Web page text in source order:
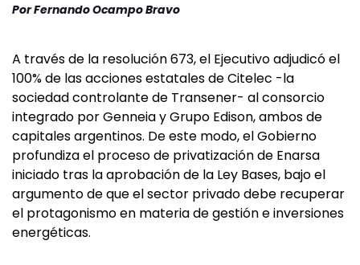
PorFernando Ocampo Bravo
A través de la resolución 673, el Ejecutivo adjudicó el
100% de las acciones estatales de Citelec -la
sociedad controlante de Transener- al consorcio
integrado por Genneia y Grupo Edison, ambos de
capitales argentinos. De este modo, el Gobierno
profundiza el proceso de privatización de Enarsa
iniciado tras la aprobación de la Ley Bases, bajo el
argumento de que el sector privado debe recuperar
el protagonismo en materia de gestión e inversiones
energéticas.